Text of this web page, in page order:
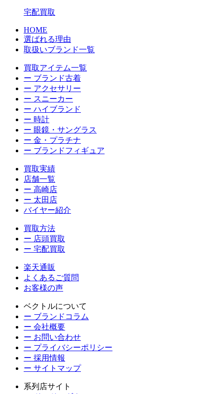
宅配買取
HOME
選ばれる理由
取扱いブランド一覧
買取アイテム一覧
ー ブランド古着
ー アクセサリー
ー スニーカー
ー ハイブランド
ー 時計
ー 眼鏡・サングラス
ー 金・プラチナ
ー ブランドフィギュア
買取実績
店舗一覧
ー 高崎店
ー 太田店
バイヤー紹介
買取方法
ー 店頭買取
ー 宅配買取
楽天通販
よくあるご質問
お客様の声
ベクトルについて
ー ブランドコラム
ー 会社概要
ー お問い合わせ
ー プライバシーポリシー
ー 採用情報
ー サイトマップ
系列店サイト